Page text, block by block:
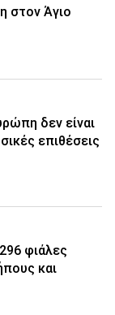
στον Άγιο
δεν είναι
επιθέσεις
φιάλες
και